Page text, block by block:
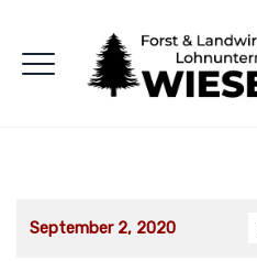
September 2, 2020